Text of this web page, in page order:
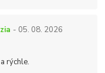
- 05. 08. 2026
rýchle.